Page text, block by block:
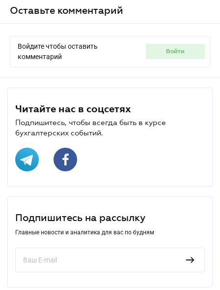
Оставьте комментарий
Войдите чтобы оставить
комментарий
войти
Читайте нас в соцсетях
Подпишитесь, чтобы всегда быть в курсе
бухгалтерских событий.
Подпишитесь на рассылку
Главные новости и аналитика для вас по будням